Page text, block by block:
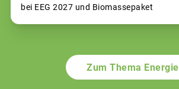
bei EEG 2027 und Biomassepaket
Zum Thema Energie